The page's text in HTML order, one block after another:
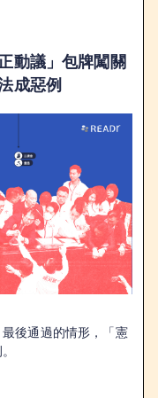
動議」包牌闖關
成惡例
後通過的情形，「憲